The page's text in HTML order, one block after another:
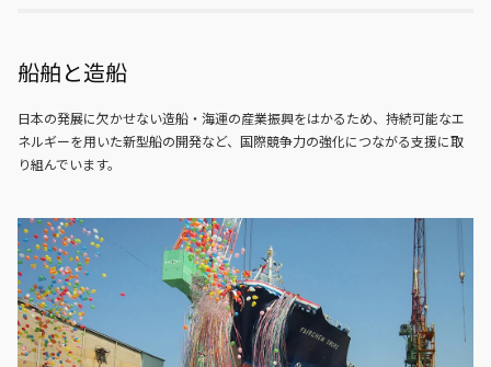
船舶と造船
日本の発展に欠かせない造船・海運の産業振興をはかるため、持続可能なエ
ネルギーを用いた新型船の開発など、国際競争力の強化につながる支援に取
り組んでいます。